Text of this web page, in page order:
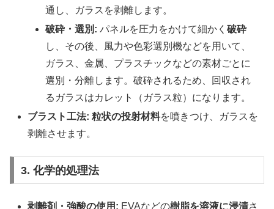
通し、ガラスを剥離します。
破砕・選別: パネルを圧力をかけて細かく破砕
し、その後、風力や色彩選別機などを用いて、
ガラス、金属、プラスチックなどの素材ごとに
選別・分離します。破砕されるため、回収され
るガラスはカレット（ガラス粒）になります。
ブラスト工法: 粒状の投射材料を噴きつけ、ガラスを
剥離させます。
3. 化学的処理法
剥離剤・強酸の使用: EVAなどの樹脂を溶液に浸漬さ